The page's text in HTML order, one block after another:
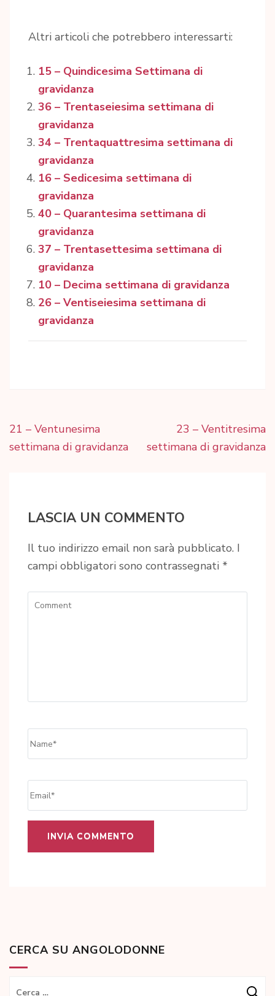
Altri articoli che potrebbero interessarti:
15 – Quindicesima Settimana di
gravidanza
36 – Trentaseiesima settimana di
gravidanza
34 – Trentaquattresima settimana di
gravidanza
16 – Sedicesima settimana di
gravidanza
40 – Quarantesima settimana di
gravidanza
37 – Trentasettesima settimana di
gravidanza
10 – Decima settimana di gravidanza
26 – Ventiseiesima settimana di
gravidanza
Navigazione
articoli
21 – Ventunesima
settimana di gravidanza
23 – Ventitresima
settimana di gravidanza
LASCIA UN COMMENTO
Il tuo indirizzo email non sarà pubblicato. I
campi obbligatori sono contrassegnati *
Comment
CERCA SU ANGOLODONNE
Ricerca